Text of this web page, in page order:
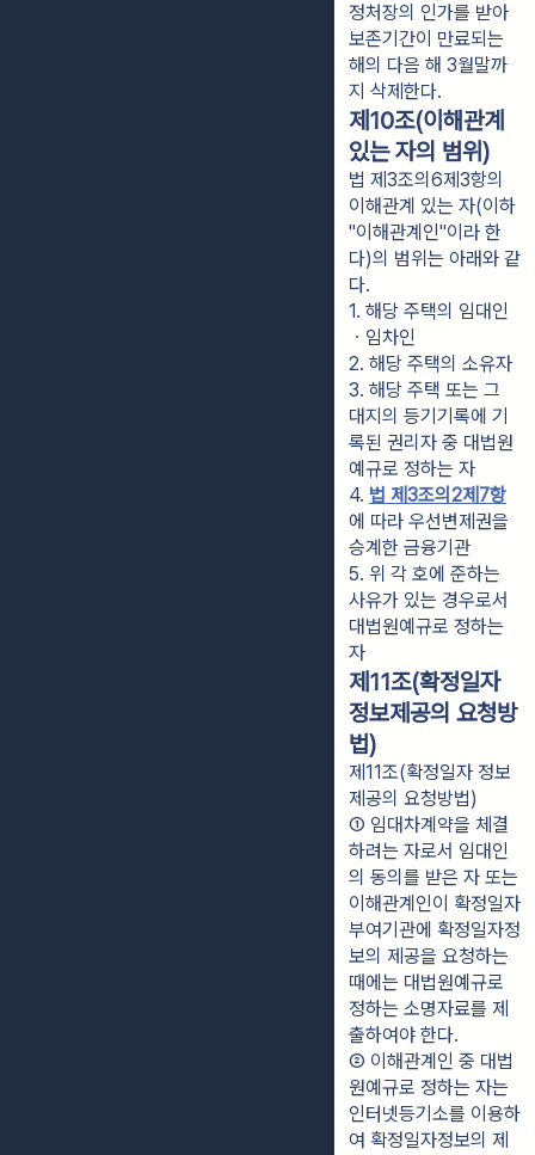
정처장의 인가를 받아
보존기간이 만료되는
해의 다음 해 3월말까
지 삭제한다.
제10조(이해관계
있는 자의 범위)
법 제3조의6제3항의
이해관계 있는 자(이하
"이해관계인"이라 한
다)의 범위는 아래와 같
다.
1. 해당 주택의 임대인
ㆍ임차인
2. 해당 주택의 소유자
3. 해당 주택 또는 그
대지의 등기기록에 기
록된 권리자 중 대법원
예규로 정하는 자
4. 법 제3조의2제7항
에 따라 우선변제권을
승계한 금융기관
5. 위 각 호에 준하는
사유가 있는 경우로서
대법원예규로 정하는
자
제11조(확정일자
정보제공의 요청방
법)
제11조(확정일자 정보
제공의 요청방법)
① 임대차계약을 체결
하려는 자로서 임대인
의 동의를 받은 자 또는
이해관계인이 확정일자
부여기관에 확정일자정
보의 제공을 요청하는
때에는 대법원예규로
정하는 소명자료를 제
출하여야 한다.
② 이해관계인 중 대법
원예규로 정하는 자는
인터넷등기소를 이용하
여 확정일자정보의 제